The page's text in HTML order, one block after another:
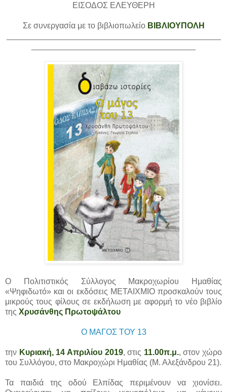
ΕΙΣΟΔΟΣ ΕΛΕΥΘΕΡΗ
Σε συνεργασία με το βιβλιοπωλείο ΒΙΒΛΙΟΥΠΟΛΗ
Ο Πολιτιστικός Σύλλογος Μακροχωρίου Ημαθίας
«Ψηφιδωτό» και οι εκδόσεις ΜΕΤΑΙΧΜΙΟ προσκαλούν τους
μικρούς τους φίλους σε εκδήλωση με αφορμή το νέο βιβλίο
της Χρυσάνθης Πρωτοψάλτου
Ο ΜΑΓΟΣ ΤΟΥ 13
την Κυριακή, 14 Απριλίου 2019, στις 11.00π.μ., στον χώρο
του Συλλόγου, στο Μακροχώρι Ημαθίας (Μ. Αλεξάνδρου 21).
Τα παιδιά της οδού Ελπίδας περιμένουν να χιονίσει.